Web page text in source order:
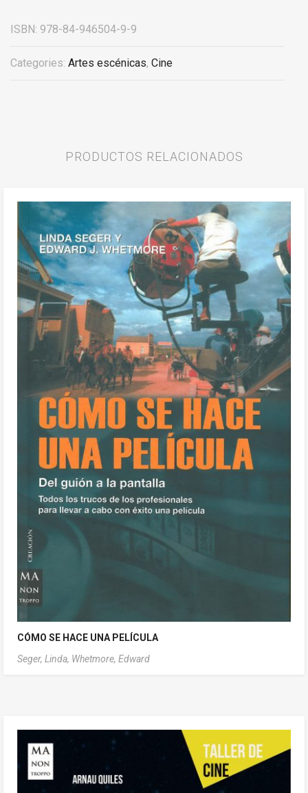
ISBN: 978-84-946504-9-9
Categories: Artes escénicas, Cine
PRODUCTOS RELACIONADOS
CÓMO SE HACE UNA PELÍCULA
Seger, Linda, Whetmore, Edward